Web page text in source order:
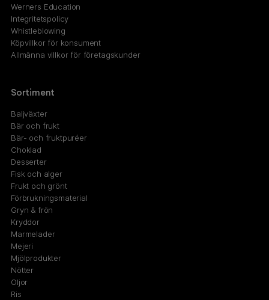
Werners Education
Integritetspolicy
Whistleblowing
Köpvillkor för konsument
Allmänna villkor för företagskunder
Sortiment
Baljväxter
Bär och frukt
Bär- och fruktpuréer
Choklad
Desserter
Fisk och alger
Frukt och grönt
Förbrukningsmaterial
Gryn & frön
Kryddor
Marmelader
Mejeri
Mjölprodukter
Nötter
Oljor
Ris